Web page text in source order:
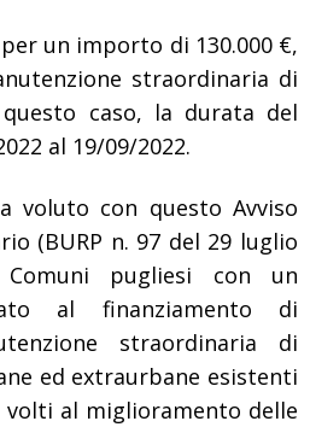
un importo di 130.000 €,
straordinaria di
caso, la durata del
al 19/09/2022.
voluto con questo Avviso
(BURP n. 97 del 29 luglio
pugliesi con un
al finanziamento di
straordinaria di
ed extraurbane esistenti
al miglioramento delle